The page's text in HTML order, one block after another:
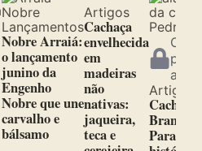
Lançamentos
Nobre Arraiá:
o lançamento
junino da
Engenho
Nobre que une
carvalho e
bálsamo
Artigos
Cachaça
envelhecida
em
madeiras
não
nativas:
jaqueira,
teca e
para
Artigos
Cachaça
Branca
Paraty: